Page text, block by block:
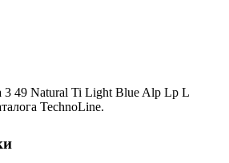
49 Natural Ti Light Blue Alp Lp L
TechnoLine.